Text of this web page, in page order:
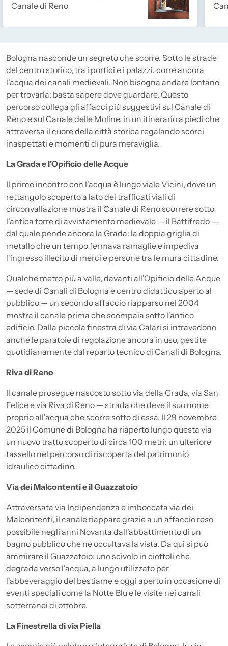
Canale di Reno
Descrizione
Bologna nasconde un segreto che scorre. Sotto le strade
del centro storico, tra i portici e i palazzi, corre ancora
l'acqua dei canali medievali. Non bisogna andare lontano
per trovarla: basta sapere dove guardare. Questo
percorso collega gli affacci più suggestivi sul Canale di
Reno e sul Canale delle Moline, in un itinerario a piedi che
attraversa il cuore della città storica regalando scorci
inaspettati e momenti di pura meraviglia.
La Grada e l'Opificio delle Acque
Il primo incontro con l'acqua è lungo viale Vicini, dove un
rettangolo scoperto a lato dei trafficati viali di
circonvallazione mostra il Canale di Reno scorrere sotto
l'antica torre di avvistamento medievale — il Battifredo —
dal quale pende ancora la Grada: la doppia griglia di
metallo che un tempo fermava ramaglie e impediva
l'ingresso illecito di merci e persone tra le mura cittadine.
Qualche metro più a valle, davanti all'Opificio delle Acque
— sede di Canali di Bologna e centro didattico aperto al
pubblico — un secondo affaccio riapparso nel 2004
mostra il canale prima che scompaia sotto l'antico
edificio. Dalla piccola finestra di via Calari si intravedono
anche le paratoie di regolazione ancora in uso, gestite
quotidianamente dal reparto tecnico di Canali di Bologna.
Riva di Reno
Il canale prosegue nascosto sotto via della Grada, via San
Felice e via Riva di Reno — strada che deve il suo nome
proprio all'acqua che scorre sotto di essa. Il 29 novembre
2025 il Comune di Bologna ha riaperto lungo questa via
un nuovo tratto scoperto di circa 100 metri: un ulteriore
tassello nel percorso di riscoperta del patrimonio
idraulico cittadino.
Via dei Malcontenti e il Guazzatoio
Attraversata via Indipendenza e imboccata via dei
Malcontenti, il canale riappare grazie a un affaccio reso
possibile negli anni Novanta dall'abbattimento di un
bagno pubblico che ne occultava la vista. Da qui si può
ammirare il Guazzatoio: uno scivolo in ciottoli che
degrada verso l'acqua, a lungo utilizzato per
l'abbeveraggio del bestiame e oggi aperto in occasione di
eventi speciali come la Notte Blu e le visite nei canali
sotterranei di ottobre.
La Finestrella di via Piella